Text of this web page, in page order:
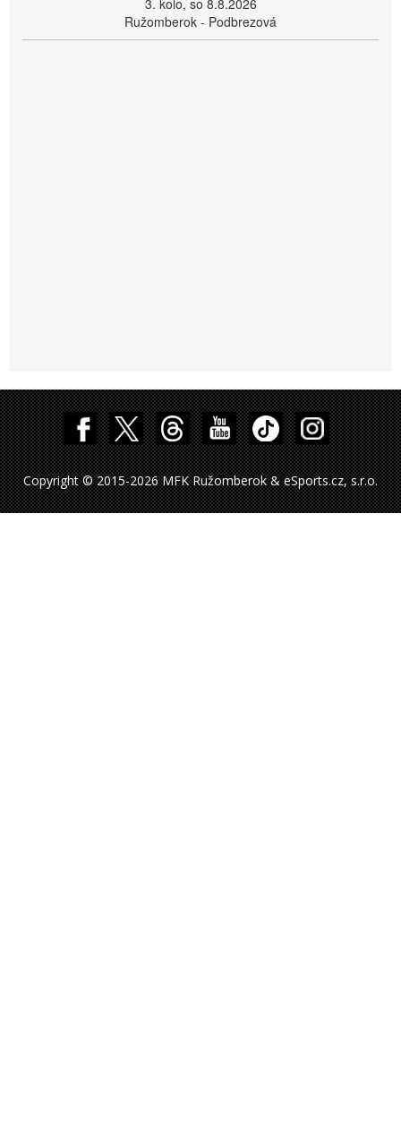
3. kolo, so 8.8.2026
Ružomberok - Podbrezová
Copyright © 2015-2026 MFK Ružomberok & eSports.cz, s.r.o.